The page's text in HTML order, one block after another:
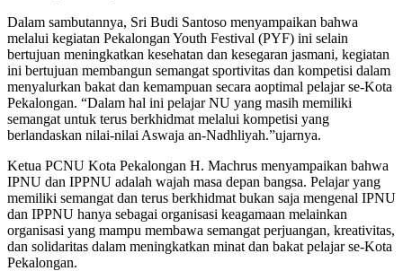
Dalam sambutannya, Sri Budi Santoso menyampaikan bahwa
melalui kegiatan Pekalongan Youth Festival (PYF) ini selain
bertujuan meningkatkan kesehatan dan kesegaran jasmani, kegiatan
ini bertujuan membangun semangat sportivitas dan kompetisi dalam
menyalurkan bakat dan kemampuan secara aoptimal pelajar se-Kota
Pekalongan. “Dalam hal ini pelajar NU yang masih memiliki
semangat untuk terus berkhidmat melalui kompetisi yang
berlandaskan nilai-nilai Aswaja an-Nadhliyah.”ujarnya.
Ketua PCNU Kota Pekalongan H. Machrus menyampaikan bahwa
IPNU dan IPPNU adalah wajah masa depan bangsa. Pelajar yang
memiliki semangat dan terus berkhidmat bukan saja mengenal IPNU
dan IPPNU hanya sebagai organisasi keagamaan melainkan
organisasi yang mampu membawa semangat perjuangan, kreativitas,
dan solidaritas dalam meningkatkan minat dan bakat pelajar se-Kota
Pekalongan.